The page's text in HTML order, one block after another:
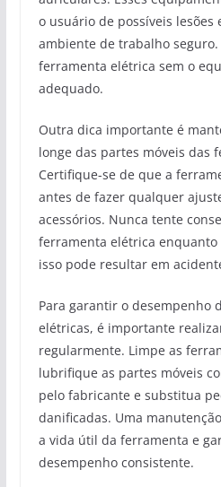
o usuário de possíveis lesões
ambiente de trabalho
ferramenta elétrica sem o
adequado.
Outra dica importante é
longe das partes móveis das
Certifique-se de que a
antes de fazer qualquer
acessórios. Nunca tente
ferramenta elétrica enquanto
isso pode resultar em
Para garantir o desempenho
elétricas, é importante
regularmente. Limpe as
lubrifique as partes móveis
pelo fabricante e substitua
danificadas. Uma
a vida útil da ferramenta e
desempenho consistente.